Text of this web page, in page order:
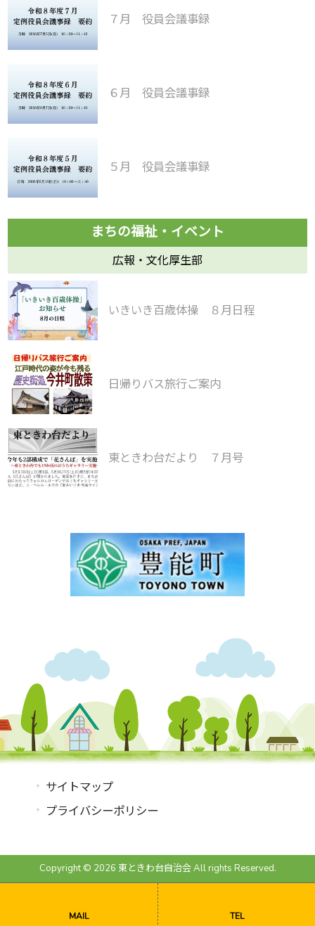
７月 役員会議事録
６月 役員会議事録
５月 役員会議事録
広報・文化厚生部
いきいき百歳体操 ８月日程
日帰りバス旅行ご案内
東ときわ台だより ７月号
サイトマップ
プライバシーポリシー
Copyright © 2026 東ときわ台自治会 All rights Reserved.
MAIL TEL